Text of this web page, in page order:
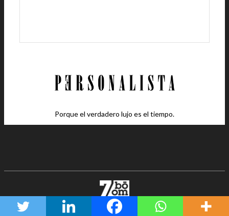
Porque el verdadero lujo es el tiempo.